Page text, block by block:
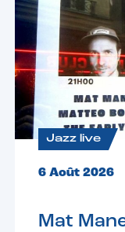
Jazz live
6 Août 2026
Mat